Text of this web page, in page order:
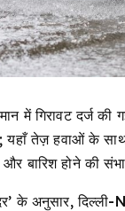
में गिरावट दर्ज
तेज़ हवाओं के साथ
बारिश होने की
के अनुसार,